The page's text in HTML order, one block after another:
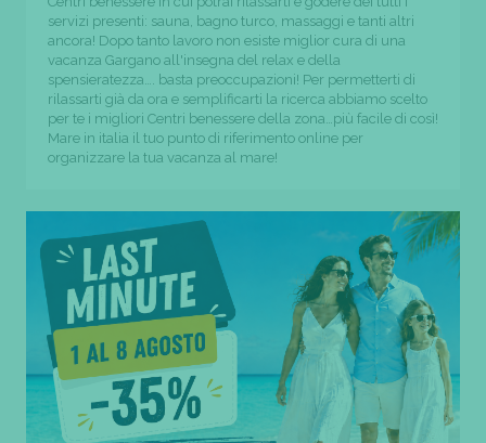
servizi presenti: sauna, bagno turco, massaggi e tanti altri
ancora! Dopo tanto lavoro non esiste miglior cura di una
vacanza Gargano all'insegna del relax e della
spensieratezza…. basta preoccupazioni! Per permetterti di
rilassarti già da ora e semplificarti la ricerca abbiamo scelto
per te i migliori Centri benessere della zona…più facile di così!
Mare in italia il tuo punto di riferimento online per
organizzare la tua vacanza al mare!